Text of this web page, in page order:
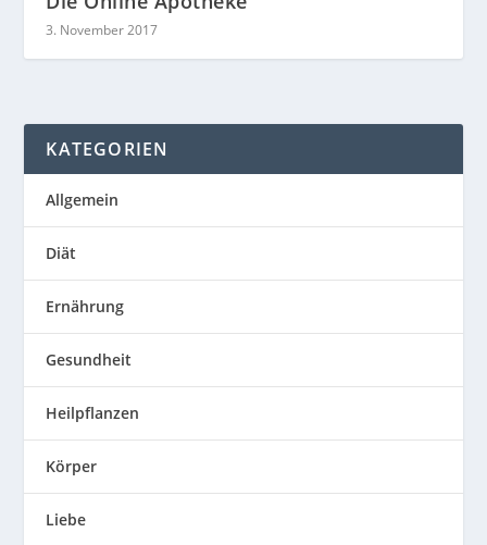
3. November 2017
KATEGORIEN
Allgemein
Diät
Ernährung
Gesundheit
Heilpflanzen
Körper
Liebe